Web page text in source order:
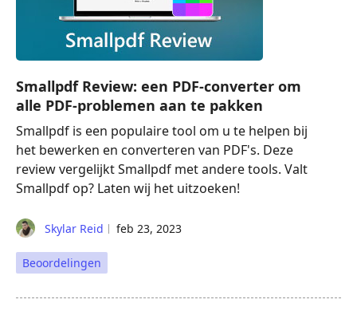
Smallpdf Review: een PDF-converter om
alle PDF-problemen aan te pakken
Smallpdf is een populaire tool om u te helpen bij
het bewerken en converteren van PDF's. Deze
review vergelijkt Smallpdf met andere tools. Valt
Smallpdf op? Laten wij het uitzoeken!
Skylar Reid feb 23, 2023
Beoordelingen